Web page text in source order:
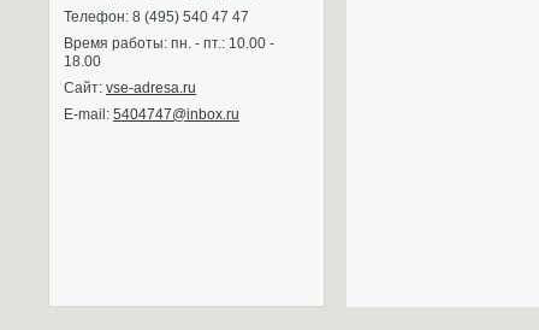
Телефон: 8 (495) 540 47 47
Время работы: пн. - пт.: 10.00 -
18.00
Сайт: vse-adresa.ru
E-mail: 5404747@inbox.ru